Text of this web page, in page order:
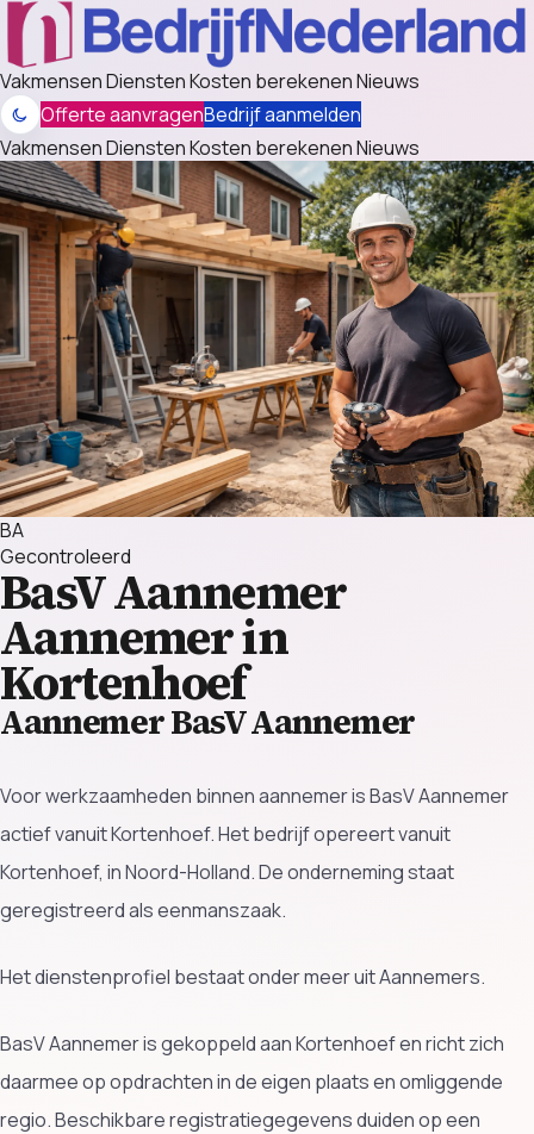
VakmensenDienstenKosten berekenenNieuws
Offerte aanvragenBedrijf aanmelden
VakmensenDienstenKosten berekenenNieuws
BA
Gecontroleerd
BasV Aannemer
Aannemer in
Kortenhoef
Aannemer BasV Aannemer
Voor werkzaamheden binnen aannemer is BasV Aannemer
actief vanuit Kortenhoef. Het bedrijf opereert vanuit
Kortenhoef, in Noord-Holland. De onderneming staat
geregistreerd als eenmanszaak.
Het dienstenprofiel bestaat onder meer uit Aannemers.
BasV Aannemer is gekoppeld aan Kortenhoef en richt zich
daarmee op opdrachten in de eigen plaats en omliggende
regio. Beschikbare registratiegegevens duiden op een